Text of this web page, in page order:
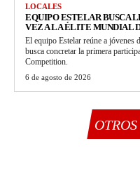
LOCALES
EQUIPO ESTELAR BUSCA
VEZ A LA ÉLITE MUNDIAL
El equipo Estelar reúne a jóvenes
busca concretar la primera
Competition.
6 de agosto de 2026